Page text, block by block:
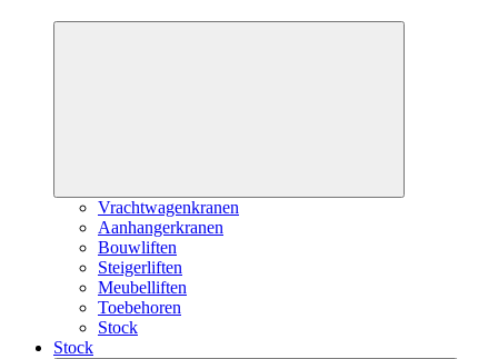
Vrachtwagenkranen
Aanhangerkranen
Bouwliften
Steigerliften
Meubelliften
Toebehoren
Stock
Stock